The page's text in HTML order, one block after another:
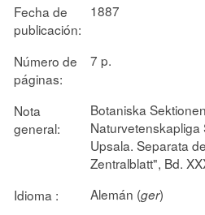
Fecha de
publicación:
1887
Número de
páginas:
7 p.
Nota
general:
Botaniska
Upsala. Separata
Zentralblatt", Bd.
Idioma :
Alemán (ger)